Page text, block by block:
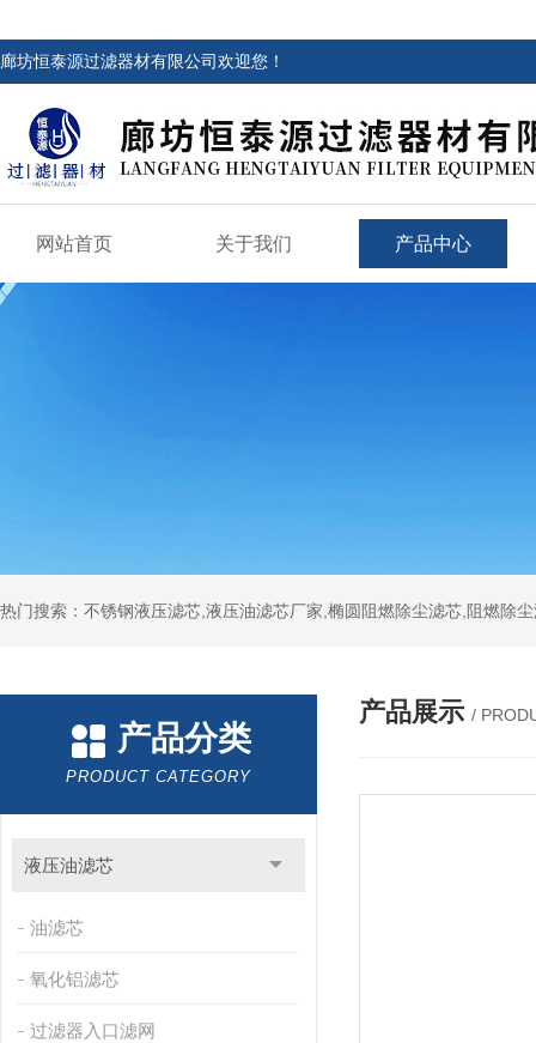
廊坊恒泰源过滤器材有限公司欢迎您！
网站首页 关于我们 产品中心
热门搜索：不锈钢液压滤芯,液压油滤芯厂家,椭圆阻燃除尘滤芯,阻燃除
产品分类
PRODUCT CATEGORY
液压油滤芯
油滤芯
氧化铝滤芯
过滤器入口滤网
产品展示 /